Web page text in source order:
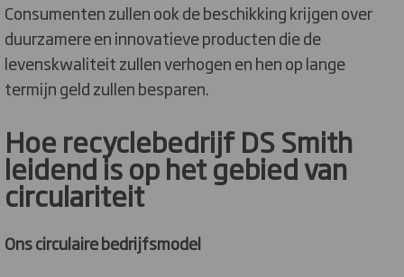
Consumenten zullen ook de beschikking krijgen over
duurzamere en innovatieve producten die de
levenskwaliteit zullen verhogen en hen op lange
termijn geld zullen besparen.
Hoe recyclebedrijf DS Smith
leidend is op het gebied van
circulariteit
Ons circulaire bedrijfsmodel